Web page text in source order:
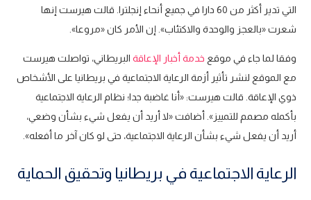
التي تدير أكثر من 60 دارا في جميع أنحاء إنجلترا. قالت هيرست إنها
شعرت «بالعجز والوحدة والاكتئاب». إن الأمر كان «مروعا».
وفقا لما جاء في موقع خدمة أخبار الإعاقة البريطاني، تواصلت هيرست
مع الموقع لنشر تأثير أزمة الرعاية الاجتماعية في بريطانيا على الأشخاص
ذوي الإعاقة. قالت هيرست: «أنا غاضبة جدا؛ نظام الرعاية الاجتماعية
بأكمله مصمم للتمييز». أضافت «لا أريد أن يفعل شيء بشأن وضعي،
أريد أن يفعل شيء بشأن الرعاية الاجتماعية، حتى لو كان آخر ما أفعله».
الرعاية الاجتماعية في بريطانيا وتحقيق الحماية